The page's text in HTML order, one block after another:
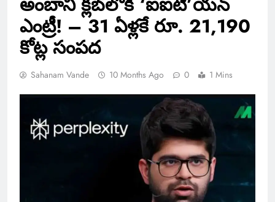
ఎంట్రీ! – 31 ఏళ్లకే రూ. 21,190
కోట్ల సంపద
Sahanam Vande 10 Months Ago 0 1 Mins